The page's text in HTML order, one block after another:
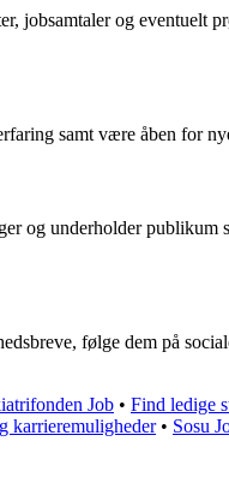
jobsamtaler og eventuelt
samt være åben for
og underholder publikum
følge dem på
Job • Find ledige
karrieremuligheder• Sosu